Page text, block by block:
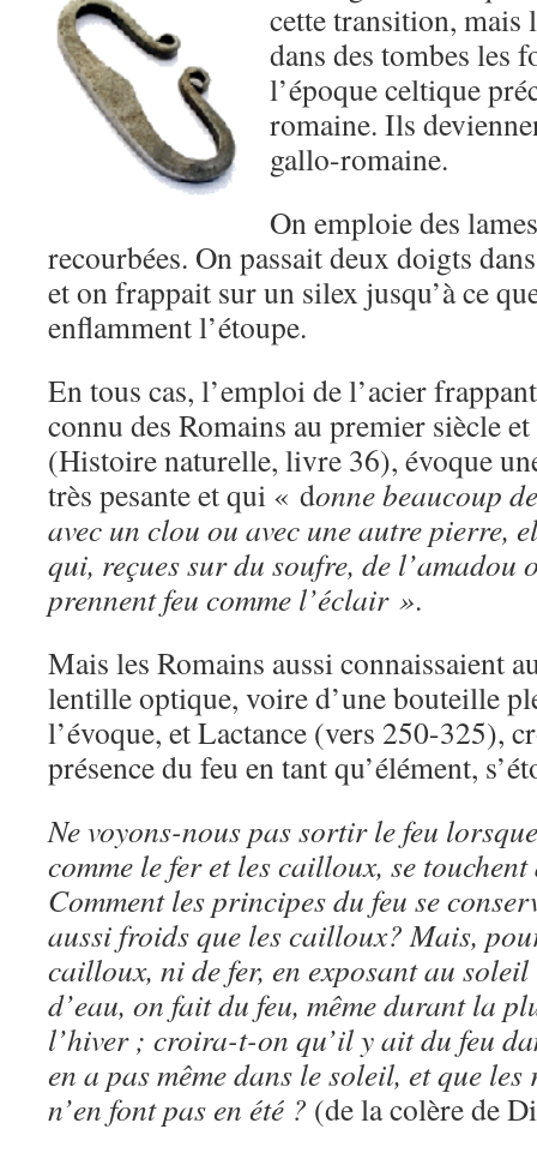
cette transition, mais
dans des tombes les
l’époque celtique
romaine. Ils
gallo-romaine.
On emploie des
recourbées. On passait deux doigts
et on frappait sur un silex jusqu’à ce
enflamment l’étoupe.
En tous cas, l’emploi de l’acier
connu des Romains au premier siècle
(Histoire naturelle, livre 36), évoque
très pesante et qui « donne beaucoup
avec un clou ou avec une autre pierre,
qui, reçues sur du soufre, de l’amadou
prennent feu comme l’éclair ».
Mais les Romains aussi connaissaient
lentille optique, voire d’une bouteille
l’évoque, et Lactance (vers 250-325),
présence du feu en tant qu’élément,
Ne voyons-nous pas sortir le feu
comme le fer et les cailloux, se
Comment les principes du feu se
aussi froids que les cailloux? Mais,
cailloux, ni de fer, en exposant au
d’eau, on fait du feu, même durant la
l’hiver ; croira-t-on qu’il y ait du feu
en a pas même dans le soleil, et que les
n’en font pas en été ? (de la colère de